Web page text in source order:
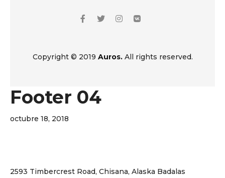
Copyright © 2019 Auros.All rights reserved.
Footer 04
octubre 18, 2018
2593 Timbercrest Road, Chisana, Alaska Badalas